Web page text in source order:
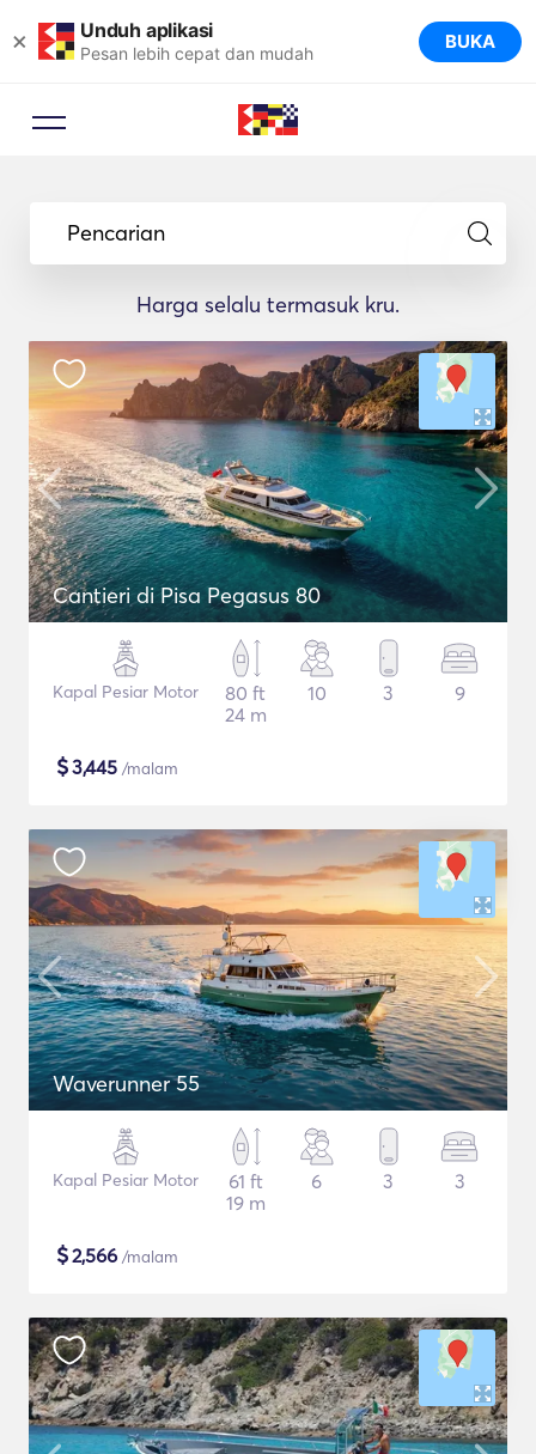
× Unduh aplikasi
Pesan lebih cepat dan mudah BUKA
Pencarian
Harga selalu termasuk kru.
Cantieri di Pisa Pegasus 80
Kapal Pesiar Motor
80 ft
24 m
10 3 9
$3,445 /malam
Waverunner 55
Kapal Pesiar Motor
61 ft
19 m
6 3 3
$2,566 /malam